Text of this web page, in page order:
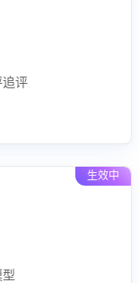
单 · 物流拦截 · 回评追评
生效中